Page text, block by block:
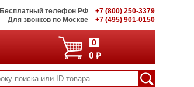
Бесплатный телефон РФ
+7 (800) 250-3379
Для звонков по Москве
+7 (495) 901-0150
0
0 ₽